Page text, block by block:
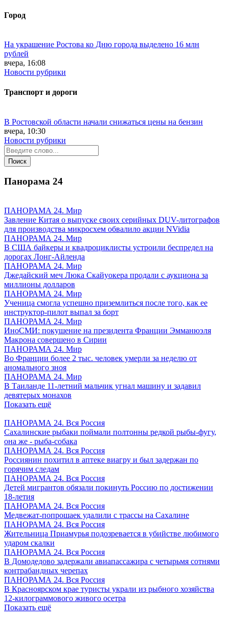
Город
На украшение Ростова ко Дню города выделено 16 млн
рублей
вчера, 16:08
Новости рубрики
Транспорт и дороги
В Ростовской области начали снижаться цены на бензин
вчера, 10:30
Новости рубрики
Панорама 24
ПАНОРАМА 24. Мир
Завление Китая о выпуске своих серийных DUV-литографов
для производства микросхем обвалило акции NVidia
ПАНОРАМА 24. Мир
В США байкеры и квадроциклисты устроили беспредел на
дорогах Лонг-Айленда
ПАНОРАМА 24. Мир
Джедайский меч Люка Скайуокера продали с аукциона за
миллионы долларов
ПАНОРАМА 24. Мир
Ученица смогла успешно приземлиться после того, как ее
инструктор-пилот выпал за борт
ПАНОРАМА 24. Мир
ИноСМИ: покушение на президента Франции Эмманюэля
Макрона совершено в Сирии
ПАНОРАМА 24. Мир
Во Франции более 2 тыс. человек умерли за неделю от
аномального зноя
ПАНОРАМА 24. Мир
В Таиланде 11-летний мальчик угнал машину и задавил
девятерых монахов
Показать ещё
ПАНОРАМА 24. Вся Россия
Сахалинские рыбаки поймали полтонны редкой рыбы-фугу,
она же - рыба-собака
ПАНОРАМА 24. Вся Россия
Россиянин похитил в аптеке виагру и был задержан по
горячим следам
ПАНОРАМА 24. Вся Россия
Детей мигрантов обязали покинуть Россию по достижении
18-летия
ПАНОРАМА 24. Вся Россия
Медвежат-попрошаек удалили с трассы на Сахалине
ПАНОРАМА 24. Вся Россия
Жительница Приамурья подозревается в убийстве любимого
ударом скалки
ПАНОРАМА 24. Вся Россия
В Домодедово задержали авиапассажира с четырьмя сотнями
контрабандных черепах
ПАНОРАМА 24. Вся Россия
В Красноярском крае туристы украли из рыбного хозяйства
12-килограммового живого осетра
Показать ещё